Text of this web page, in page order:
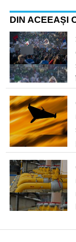
DIN ACEEAȘI